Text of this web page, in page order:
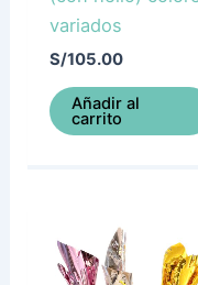
variados
S/105.00
Añadir al
carrito